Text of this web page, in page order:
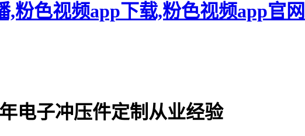
,粉色视频app下载,粉色视频app官网
电子冲压件定制从业经验